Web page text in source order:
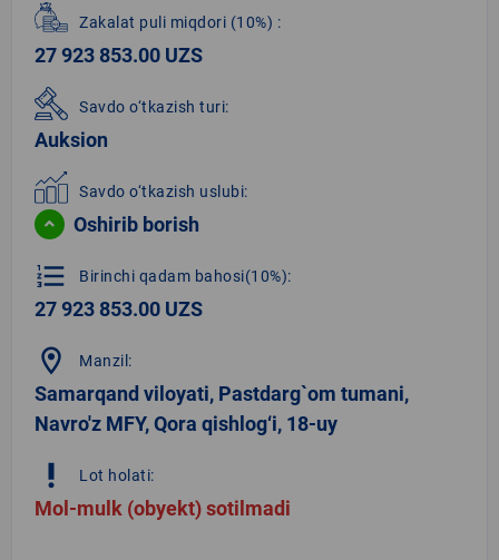
Zakalat puli miqdori (10%) :
27 923 853.00 UZS
Savdo o‘tkazish turi:
Auksion
Savdo o‘tkazish uslubi:
Oshirib borish
format_list_numbered Birinchi qadam bahosi(10%):
27 923 853.00 UZS
location_on Manzil:
Samarqand viloyati, Pastdarg`om tumani,
Navro'z MFY, Qora qishlog‘i, 18-uy
priority_high Lot holati:
Mol-mulk (obyekt) sotilmadi